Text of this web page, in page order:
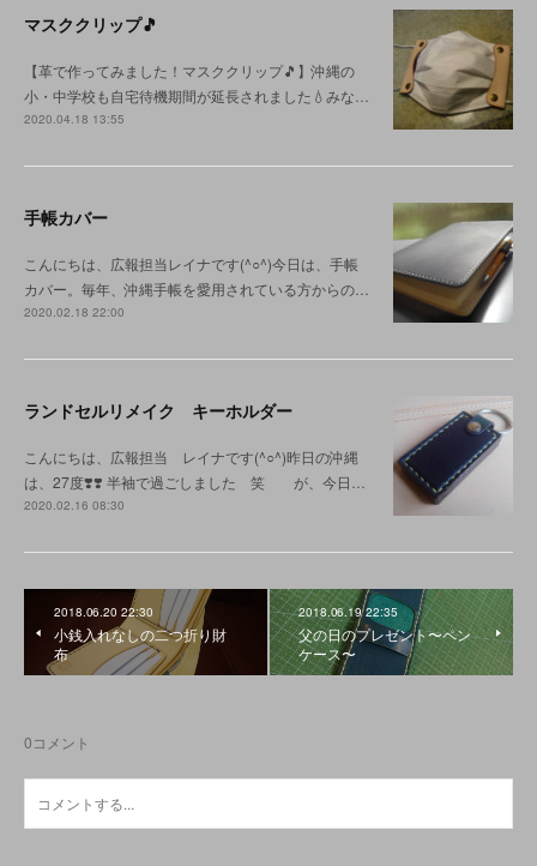
マスククリップ🎵
【革で作ってみました！マスククリップ🎵】沖縄の
小・中学校も自宅待機期間が延長されました💧みな…
2020.04.18 13:55
手帳カバー
こんにちは、広報担当レイナです(^○^)今日は、手帳
カバー。毎年、沖縄手帳を愛用されている方からの…
2020.02.18 22:00
ランドセルリメイク キーホルダー
こんにちは、広報担当 レイナです(^○^)昨日の沖縄
は、27度❣️❣️ 半袖で過ごしました 笑 が、今日…
2020.02.16 08:30
2018.06.20 22:30
小銭入れなしの二つ折り財
布
2018.06.19 22:35
父の日のプレゼント〜ペン
ケース〜
0コメント